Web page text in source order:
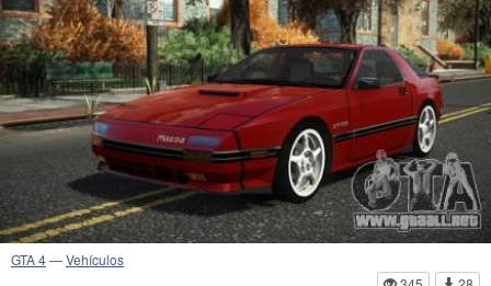
GTA 4—Vehículos